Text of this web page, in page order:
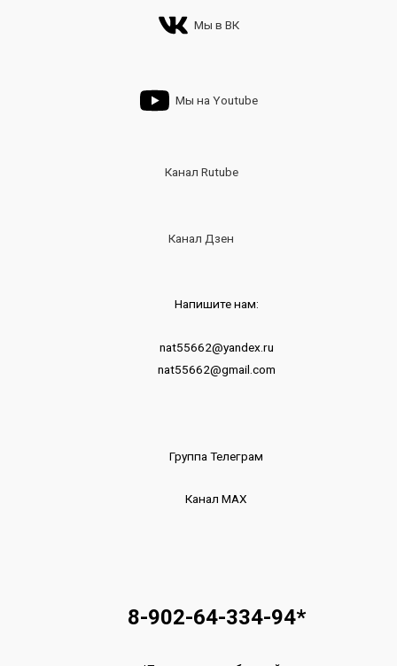
Мы в ВК
Мы на Youtube
Канал Rutube
Канал Дзен
Напишите нам:
nat55662@yandex.ru
nat55662@gmail.com
Группа Телеграм
Канал МАХ
8-902-64-334-94*